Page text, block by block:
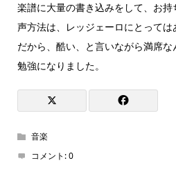
楽譜に大量の書き込みをして、お
声方法は、レッジェーロにとって
だから、酷い、と言いながら満席な
勉強になりました。
音楽
コメント:0